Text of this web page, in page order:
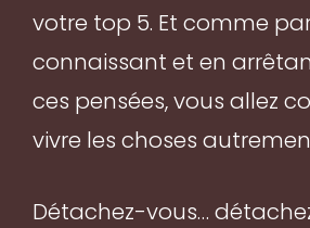
votre top 5. Et comme
connaissant et en
ces pensées, vous allez
vivre les choses
Détachez-vous…